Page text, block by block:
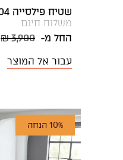
שטיח פילסייה FLC-04
משלוח חינם
החל מ- ₪ 3,900
עבור אל המוצר
10% הנחה